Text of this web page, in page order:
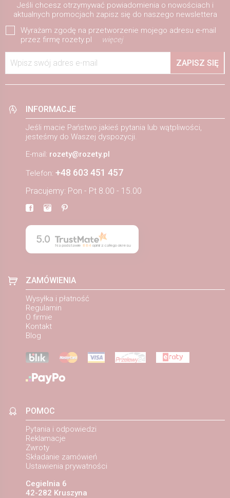
Jeśli chcesz otrzymywać powiadomienia o nowościach i
aktualnych promocjach zapisz się do naszego newslettera
Wyrażam zgodę na przetworzenie mojego adresu e-mail
przez firmę rozety.pl
więcej
Wpisz swój adres e-mail ZAPISZ SIĘ
INFORMACJE
Jeśli macie Państwo jakieś pytania lub wątpliwości,
jesteśmy do Waszej dyspozycji.
E-mail: rozety@rozety.pl
Telefon: +48 603 451 457
Pracujemy: Pon - Pt 8.00 - 15.00
5.0
Na podstawie 884opinii z całego okresu
ZAMÓWIENIA
Wysyłka i płatność
Regulamin
O firmie
Kontakt
Blog
POMOC
Pytania i odpowiedzi
Reklamacje
Zwroty
Składanie zamówień
Ustawienia prywatności
Cegielnia 6
42-282 Kruszyna